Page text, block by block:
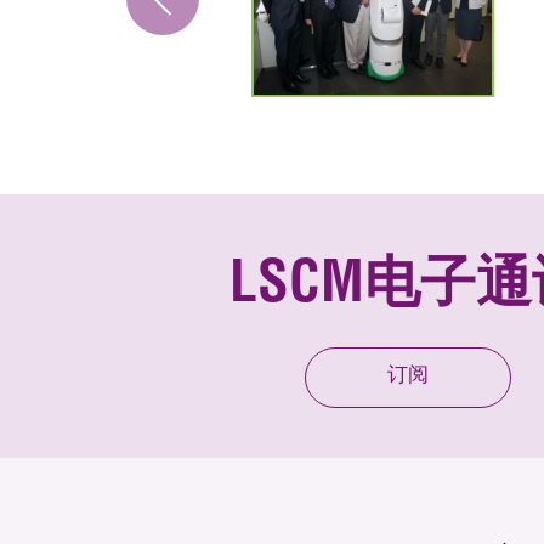
LSCM电子
订阅